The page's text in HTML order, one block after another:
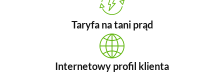
Taryfa na tani prąd
Internetowy profil klienta